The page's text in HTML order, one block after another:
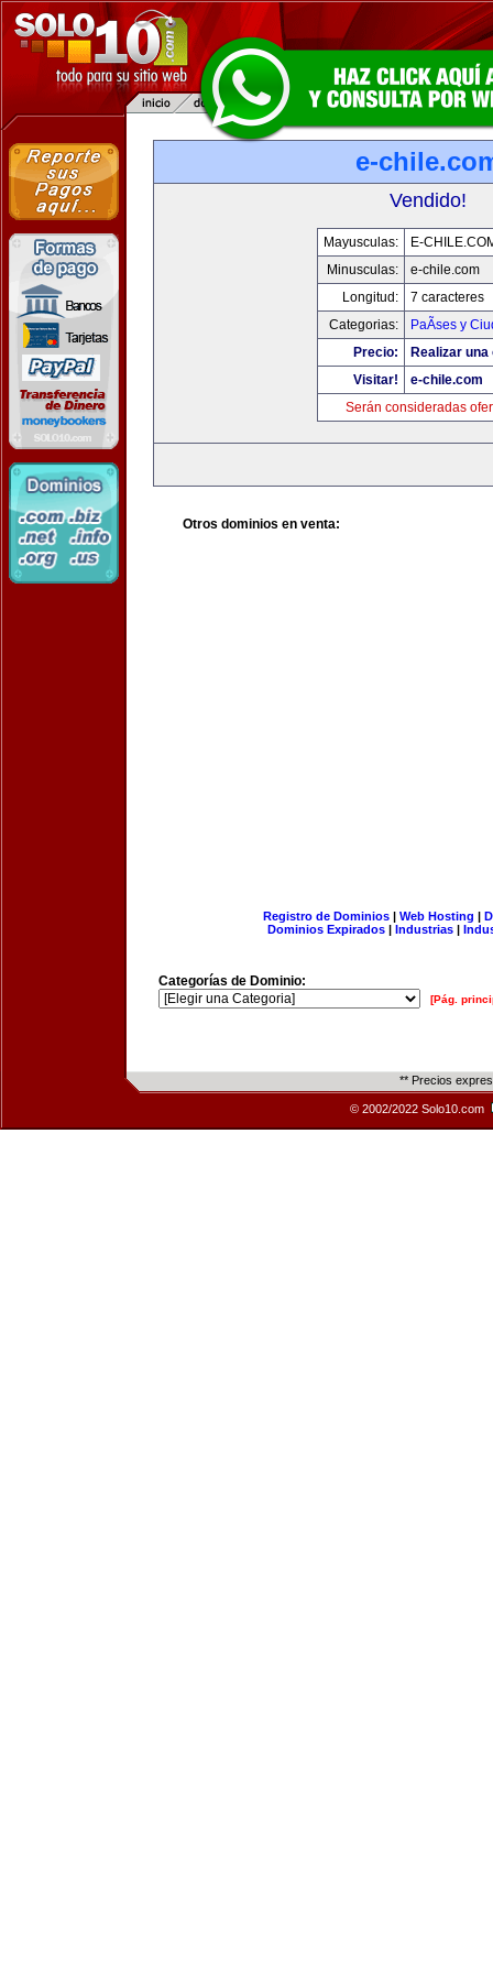
e-
Vendido!
Mayusculas:
E-
Minusculas:
e-chile.com
Longitud:
7 caracteres
Categorias:
PaÃ­ses y
Precio:
Realizar
Visitar!
e-chile.com
Serán consideradas
Otros dominios en venta:
Registro de Dominios| Web Hosting |
Dominios Expirados | Industrias |
Categorías de Dominio:
[Pág.
** Precios
© 2002/2022 Solo10.com